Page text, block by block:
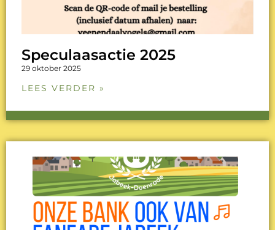
Speculaasactie 2025
29 oktober 2025
LEES VERDER »